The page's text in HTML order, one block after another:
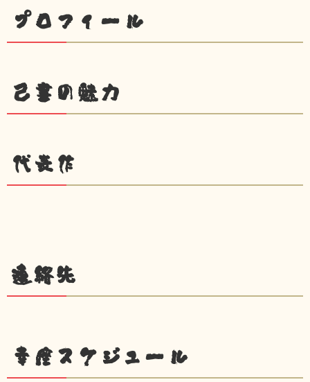
プロフィール
己書の魅力
代表作
連絡先
幸座スケジュール